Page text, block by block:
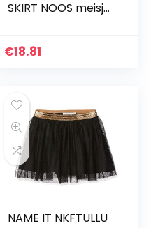
SKIRT NOOS meisjes
€18.81
NAME IT NKFTULLU